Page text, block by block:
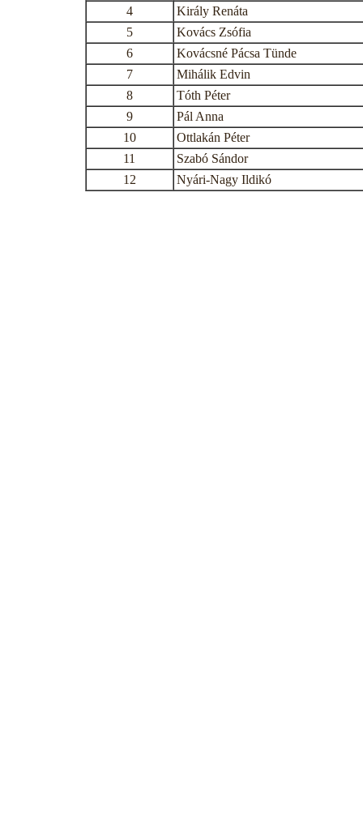
4
Király Renáta
5
Kovács Zsófia
6
Kovácsné Pácsa Tünde
7
Mihálik Edvin
8
Tóth Péter
9
Pál Anna
10
Ottlakán Péter
11
Szabó Sándor
12
Nyári-Nagy Ildikó